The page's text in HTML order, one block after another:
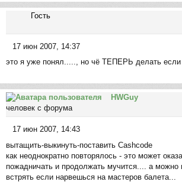
Гость
о
б
щ
е
н
и
17 июн 2007, 14:37
это я уже понял....., но чё ТЕПЕРЬ делать
HWGuy
человек с форума
о
о
б
щ
17 июн 2007, 14:43
вытащить-выкинуть-поставить Cashcode
как неоднократно повторялось - это может
пожадничать и продолжать мучится.... а можно
встрять если нарвешься на мастеров балета...